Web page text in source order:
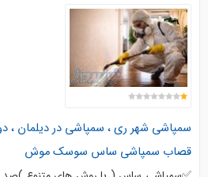
سمپاشی شهر ری ، سمپاشی در دیلمان ،
قصاب سمپاشی ساس سوسک موش